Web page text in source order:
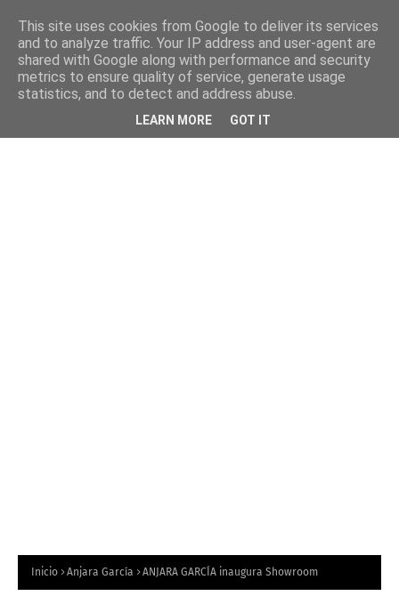
Inicio Anjara García ANJARA GARCÍA inaugura Showroom
This site uses cookies from Google to deliver its services
and to analyze traffic. Your IP address and user-agent are
shared with Google along with performance and security
metrics to ensure quality of service, generate usage
statistics, and to detect and address abuse.
LEARN MORE GOT IT